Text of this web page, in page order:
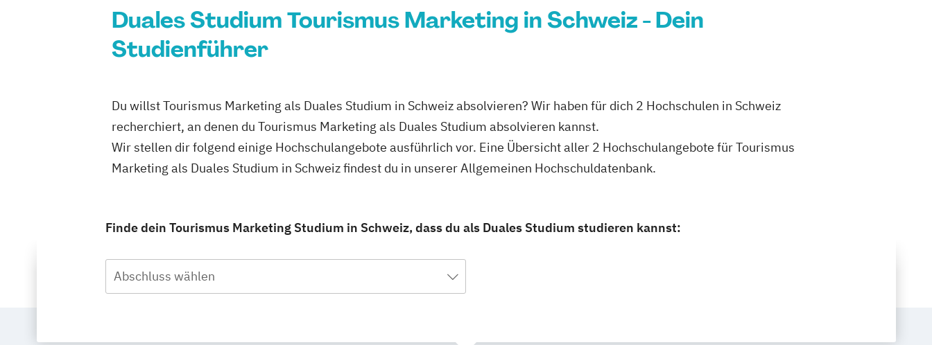
Duales Studium Tourismus Marketing in Schweiz - Dein
Studienführer
Du willst Tourismus Marketing als Duales Studium in Schweiz absolvieren? Wir haben für dich 2 Hochschulen in Schweiz
recherchiert, an denen du Tourismus Marketing als Duales Studium absolvieren kannst.
Wir stellen dir folgend einige Hochschulangebote ausführlich vor. Eine Übersicht aller 2 Hochschulangebote für Tourismus
Marketing als Duales Studium in Schweiz findest du in unserer Allgemeinen Hochschuldatenbank.
Finde dein Tourismus Marketing Studium in Schweiz, dass du als Duales Studium studieren kannst:
Abschluss wählen